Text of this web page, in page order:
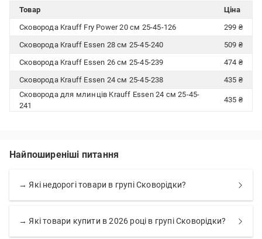
Товар
Ціна
Сковорода Krauff Fry Power 20 см 25-45-126
299 ₴
Сковорода Krauff Essen 28 см 25-45-240
509 ₴
Сковорода Krauff Essen 26 см 25-45-239
474 ₴
Сковорода Krauff Essen 24 см 25-45-238
435 ₴
Сковорода для млинців Krauff Essen 24 см 25-45-
241
435 ₴
Найпоширеніші питання
→ Які недорогі товари в групі Сковорідки?
→ Які товари купити в 2026 році в групі Сковорідки?